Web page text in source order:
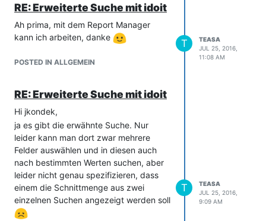
RE: Erweiterte Suche mit idoit
Ah prima, mit dem Report Manager
kann ich arbeiten, danke
POSTED IN ALLGEMEIN
T
TEASA
JUL 25, 2016,
11:08 AM
RE: Erweiterte Suche mit idoit
Hi jkondek,
ja es gibt die erwähnte Suche. Nur
leider kann man dort zwar mehrere
Felder auswählen und in diesen auch
nach bestimmten Werten suchen, aber
leider nicht genau spezifizieren, dass
einem die Schnittmenge aus zwei
einzelnen Suchen angezeigt werden soll
T
TEASA
JUL 25, 2016,
9:09 AM